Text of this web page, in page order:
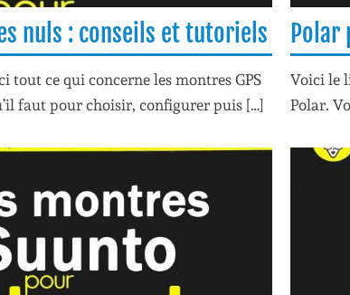
nuls : conseils et tutoriels
tout ce qui concerne les montres GPS
faut pour choisir, configurer puis […]
Voici le
Polar.